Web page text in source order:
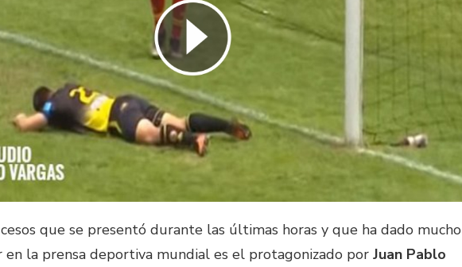
que se presentó durante las últimas horas y que ha dado mucho
en la prensa deportiva mundial es el protagonizado por Juan Pablo